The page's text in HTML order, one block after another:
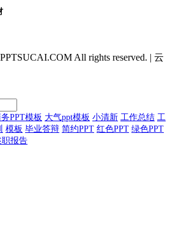
All rights reserved. | 云
PPT模板 大气ppt模板 小清新 工作总结 工
模板 毕业答辩 简约PPT 红色PPT 绿色PPT
职报告